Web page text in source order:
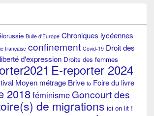
Bulle d'Europe Chroniques lycéennes
française confinement Covid-19 Droit des
d'expression Droits des femmes
E-reporter 2024
Moyen métrage Brive fo Foire du livre
2018féminisme Goncourt des
de migrations ici on lit !